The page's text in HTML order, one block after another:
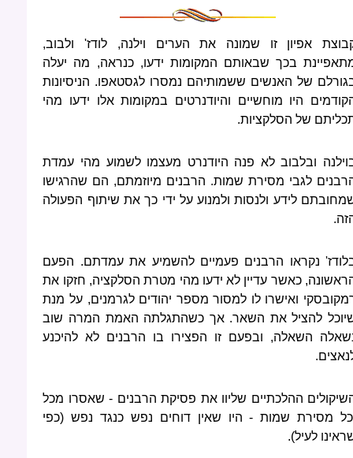
אפיון זו שמונה את הערים וילנה, לודז' ולבוב,
בכך שבאותם המקומות ידעו, כנראה, מה יעלה
של האנשים ששמותיהם נמסרו לגסטאפו. הניסיונות
היו מוחשיים והיודנרטים במקומות אלו ידעו מהי
של הסלקציות.
ובלבוב לא פנה היודנרט מעצמו לשמוע מהי עמדת
לגבי מסירת שמות. הרבנים מיוזמתם, הם שהרגישו
לידע ולנסות ולמנוע על ידי כך את שיתוף הפעולה
נקראו הרבנים פעמיים להשמיע את עמדתם. הפעם
כאשר עדיין לא ידעו מהי מטרת הסלקציה, חזקו את
ואישרו לו למסור מספר יהודים לגרמנים, על מנת
להציל את השאר. אך כשהתגלתה האמת המרה שוב
השאלה, ובפעם זו הפצירו בו הרבנים לא להיכנע
ההלכתיים שליוו את פסיקת הרבנים - שאסרו מכל
מסירת שמות - היו שאין דוחים נפש כנגד נפש (כפי
לעיל).